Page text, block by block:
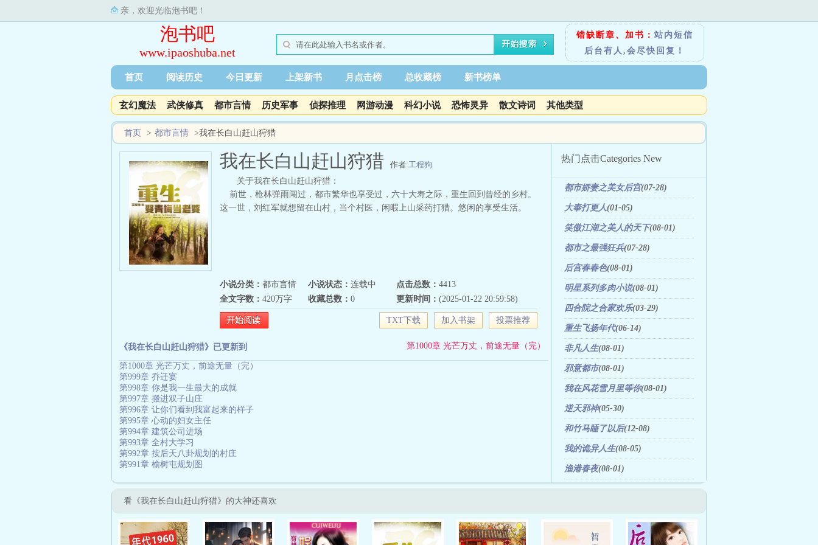
亲，欢迎光临泡书吧！
泡书吧
www.ipaoshuba.net
错缺断章、加书： 站内短信
后台有人,会尽快回复！
首页 阅读历史 今日更新 上架新书 月点击榜 总收藏榜 新书榜单
玄幻魔法 武侠修真 都市言情 历史军事 侦探推理 网游动漫 科幻小说 恐怖灵异 散文诗词 其他类型
首页 > 都市言情 >我在长白山赶山狩猎
我在长白山赶山狩猎 作者:工程狗
关于我在长白山赶山狩猎：
前世，枪林弹雨闯过，都市繁华也享受过，六十大寿之际，重生回到曾经的乡村。
这一世，刘红军就想留在山村，当个村医，闲暇上山采药打猎。悠闲的享受生活。
小说分类： 都市言情 小说状态： 连载中 点击总数： 4413
全文字数： 420万字 收藏总数： 0 更新时间： (2025-01-22 20:59:58)
TXT下载 加入书架 投票推荐
《我在长白山赶山狩猎》已更新到 第1000章 光芒万丈，前途无量（完）
第1000章 光芒万丈，前途无量（完）
第999章 乔迁宴
第998章 你是我一生最大的成就
第997章 搬进双子山庄
第996章 让你们看到我富起来的样子
第995章 心动的妇女主任
第994章 建筑公司进场
第993章 全村大学习
第992章 按后天八卦规划的村庄
第991章 榆树屯规划图
热门点击Categories New
都市娇妻之美女后宫(07-28)
大奉打更人(01-05)
笑傲江湖之美人的天下(08-01)
都市之最强狂兵(07-28)
后宫春春色(08-01)
明星系列多肉小说(08-01)
四合院之合家欢乐(03-29)
重生飞扬年代(06-14)
非凡人生(08-01)
邪意都市(08-01)
我在风花雪月里等你(08-01)
逆天邪神(05-30)
和竹马睡了以后(12-08)
我的诡异人生(08-05)
渔港春夜(08-01)
看《我在长白山赶山狩猎》的大神还喜欢